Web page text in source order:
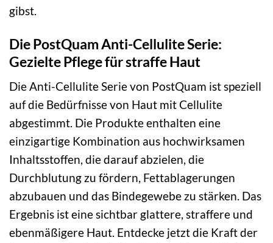
gibst.
Die PostQuam Anti-Cellulite Serie:
Gezielte Pflege für straffe Haut
Die Anti-Cellulite Serie von PostQuam ist speziell
auf die Bedürfnisse von Haut mit Cellulite
abgestimmt. Die Produkte enthalten eine
einzigartige Kombination aus hochwirksamen
Inhaltsstoffen, die darauf abzielen, die
Durchblutung zu fördern, Fettablagerungen
abzubauen und das Bindegewebe zu stärken. Das
Ergebnis ist eine sichtbar glattere, straffere und
ebenmäßigere Haut. Entdecke jetzt die Kraft der